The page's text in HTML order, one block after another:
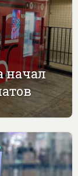
начал